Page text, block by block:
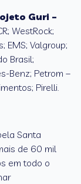
Guri –
WestRock;
EMS; Valgroup;
Brasil;
Benz; Petrom –
Pirelli.
Santa
de 60 mil
em todo o